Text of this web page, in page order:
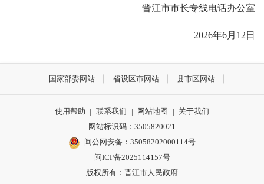
晋江市市长专线电话办公室
2026年6月12日
国家部委网站 省设区市网站 县市区网站
使用帮助 | 联系我们 | 网站地图 | 关于我们
网站标识码：3505820021
闽公网安备：35058202000114号
闽ICP备2025114157号
版权所有：晋江市人民政府